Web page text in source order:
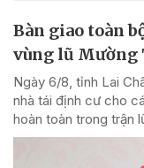
Bàn giao toàn
vùng lũ Mường
Ngày 6/8, tỉnh Lai
nhà tái định cư cho
hoàn toàn trong trận